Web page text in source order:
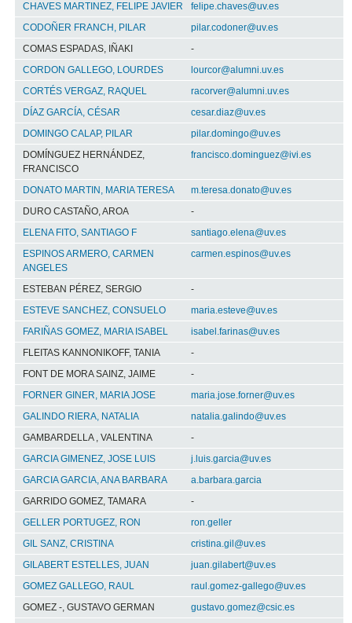
CHAVES MARTINEZ, FELIPE JAVIER
felipe.chaves@uv.es
CODOÑER FRANCH, PILAR
pilar.codoner@uv.es
COMAS ESPADAS, IÑAKI
-
CORDON GALLEGO, LOURDES
lourcor@alumni.uv.es
CORTÉS VERGAZ, RAQUEL
racorver@alumni.uv.es
DÍAZ GARCÍA, CÉSAR
cesar.diaz@uv.es
DOMINGO CALAP, PILAR
pilar.domingo@uv.es
DOMÍNGUEZ HERNÁNDEZ,
FRANCISCO
francisco.dominguez@ivi.es
DONATO MARTIN, MARIA TERESA
m.teresa.donato@uv.es
DURO CASTAÑO, AROA
-
ELENA FITO, SANTIAGO F
santiago.elena@uv.es
ESPINOS ARMERO, CARMEN
ANGELES
carmen.espinos@uv.es
ESTEBAN PÉREZ, SERGIO
-
ESTEVE SANCHEZ, CONSUELO
maria.esteve@uv.es
FARIÑAS GOMEZ, MARIA ISABEL
isabel.farinas@uv.es
FLEITAS KANNONIKOFF, TANIA
-
FONT DE MORA SAINZ, JAIME
-
FORNER GINER, MARIA JOSE
maria.jose.forner@uv.es
GALINDO RIERA, NATALIA
natalia.galindo@uv.es
GAMBARDELLA , VALENTINA
-
GARCIA GIMENEZ, JOSE LUIS
j.luis.garcia@uv.es
GARCIA GARCIA, ANA BARBARA
a.barbara.garcia
GARRIDO GOMEZ, TAMARA
-
GELLER PORTUGEZ, RON
ron.geller
GIL SANZ, CRISTINA
cristina.gil@uv.es
GILABERT ESTELLES, JUAN
juan.gilabert@uv.es
GOMEZ GALLEGO, RAUL
raul.gomez-gallego@uv.es
GOMEZ -, GUSTAVO GERMAN
gustavo.gomez@csic.es